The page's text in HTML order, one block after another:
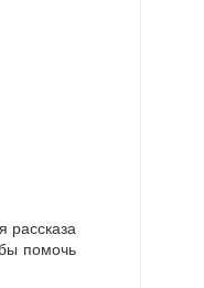
рассказа
помочь